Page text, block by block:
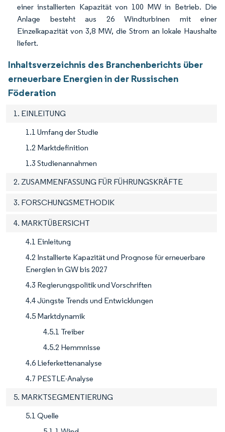
einer installierten Kapazität von 100 MW in Betrieb. Die
Anlage besteht aus 26 Windturbinen mit einer
Einzelkapazität von 3,8 MW, die Strom an lokale Haushalte
liefert.
Inhaltsverzeichnis des Branchenberichts über
erneuerbare Energien in der Russischen
Föderation
1. EINLEITUNG
1.1 Umfang der Studie
1.2 Marktdefinition
1.3 Studienannahmen
2. ZUSAMMENFASSUNG FÜR FÜHRUNGSKRÄFTE
3. FORSCHUNGSMETHODIK
4. MARKTÜBERSICHT
4.1 Einleitung
4.2 Installierte Kapazität und Prognose für erneuerbare
Energien in GW bis 2027
4.3 Regierungspolitik und Vorschriften
4.4 Jüngste Trends und Entwicklungen
4.5 Marktdynamik
4.5.1 Treiber
4.5.2 Hemmnisse
4.6 Lieferkettenanalyse
4.7 PESTLE-Analyse
5. MARKTSEGMENTIERUNG
5.1 Quelle